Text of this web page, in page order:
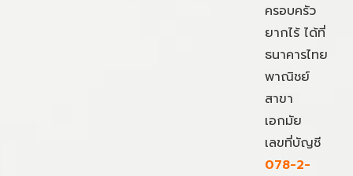
ครอบครัว
ยากไร้ ได้ที่
ธนาคารไทย
พาณิชย์
สาขา
เอกมัย
เลขที่บัญชี
078-2-